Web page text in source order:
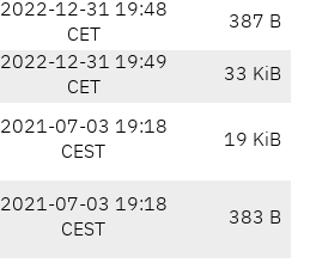
2022-12-31 19:48
CET
387 B
2022-12-31 19:49
CET
33 KiB
2021-07-03 19:18
CEST
19 KiB
2021-07-03 19:18
CEST
383 B